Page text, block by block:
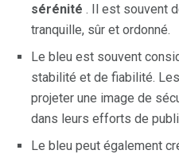
sérénité . Il est souvent
tranquille, sûr et ordonné.
Le bleu est souvent
stabilité et de fiabilité.
projeter une image de
dans leurs efforts de
Le bleu peut également